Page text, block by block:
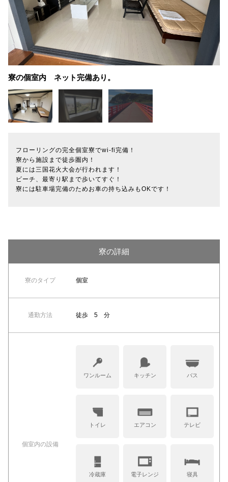
寮の個室内 ネット完備あり。
フローリングの完全個室寮でwi-fi完備！
寮から施設まで徒歩圏内！
夏には三国花火大会が行われます！
ビーチ、最寄り駅まで歩いてすぐ！
寮には駐車場完備のためお車の持ち込みもOKです！
寮の詳細
寮のタイプ 個室
通勤方法 徒歩 5 分
個室内の設備
ワンルーム キッチン バス
トイレ エアコン テレビ
冷蔵庫 電子レンジ 寝具